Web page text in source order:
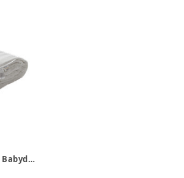
Bsilkoc Silke/Bambus Babydyne 70x100 cm